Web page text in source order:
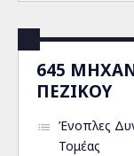
645
ΠΕΖΙΚΟΥ
Ένοπλες
Τομέας